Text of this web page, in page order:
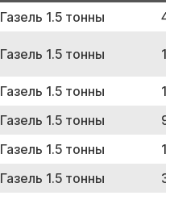
Газель 1.5 тонны
Газель 1.5 тонны
Газель 1.5 тонны
Газель 1.5 тонны
Газель 1.5 тонны
Газель 1.5 тонны